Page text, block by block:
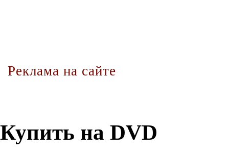
Реклама на сайте
Купить на DVD